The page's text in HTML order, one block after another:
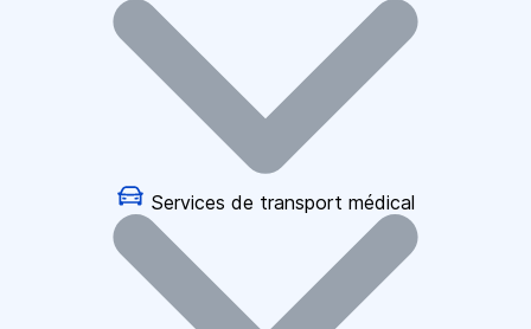
Services de transport médical